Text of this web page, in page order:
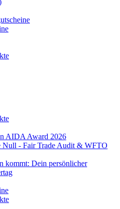
AIDA Award 2026
Null - Fair Trade Audit & WFTO
kommt: Dein persönlicher